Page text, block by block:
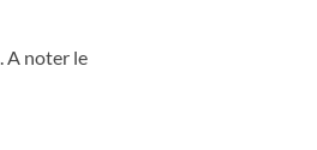
A noter le